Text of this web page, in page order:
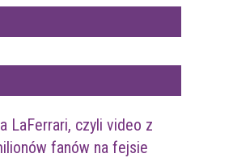
LaFerrari, czyli video z
fanów na fejsie